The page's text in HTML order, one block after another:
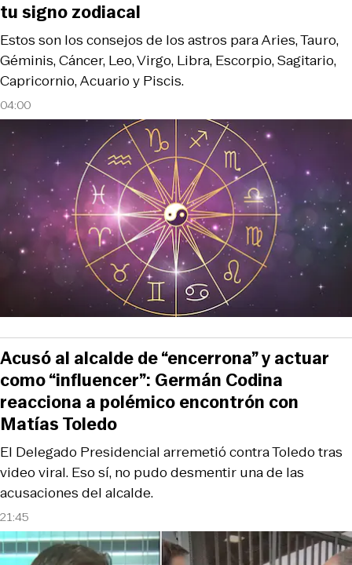
04:00
Estos son los consejos de los astros para Aries, Tauro,
Géminis, Cáncer, Leo, Virgo, Libra, Escorpio, Sagitario,
Capricornio, Acuario y Piscis.
tu signo zodiacal
21:45
El Delegado Presidencial arremetió contra Toledo tras
video viral. Eso sí, no pudo desmentir una de las
acusaciones del alcalde.
Acusó al alcalde de “encerrona” y actuar
como “influencer”: Germán Codina
reacciona a polémico encontrón con
Matías Toledo